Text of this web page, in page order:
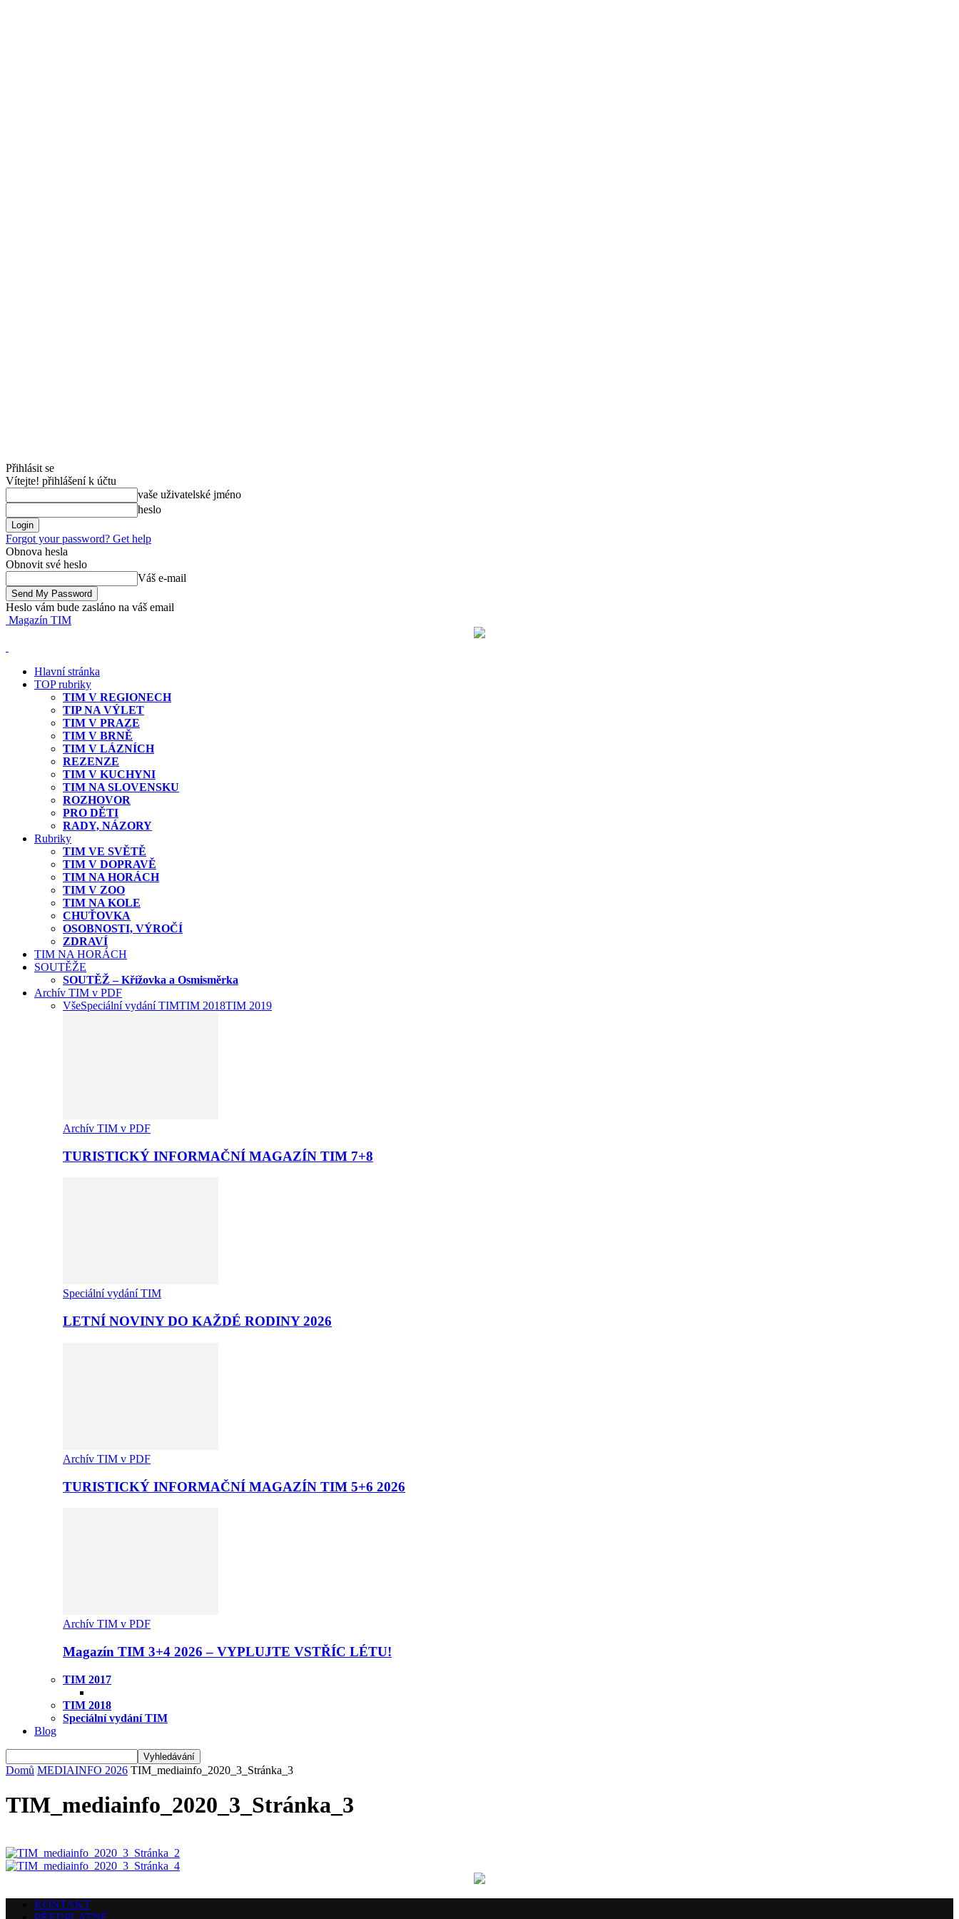
Přihlásit se
Vítejte! přihlášení k účtu
vaše uživatelské jméno
heslo
Forgot your password? Get help
Obnova hesla
Obnovit své heslo
Váš e-mail
Heslo vám bude zasláno na váš email
Magazín TIM
Hlavní stránka
TOP rubriky
TIM V REGIONECH
TIP NA VÝLET
TIM V PRAZE
TIM V BRNĚ
TIM V LÁZNÍCH
REZENZE
TIM V KUCHYNI
TIM NA SLOVENSKU
ROZHOVOR
PRO DĚTI
RADY, NÁZORY
Rubriky
TIM VE SVĚTĚ
TIM V DOPRAVĚ
TIM NA HORÁCH
TIM V ZOO
TIM NA KOLE
CHUŤOVKA
OSOBNOSTI, VÝROČÍ
ZDRAVÍ
TIM NA HORÁCH
SOUTĚŽE
SOUTĚŽ – Křížovka a Osmisměrka
Archív TIM v PDF
VšeSpeciální vydání TIMTIM 2018TIM 2019
Archív TIM v PDF
TURISTICKÝ INFORMAČNÍ MAGAZÍN TIM 7+8
Speciální vydání TIM
LETNÍ NOVINY DO KAŽDÉ RODINY 2026
Archív TIM v PDF
TURISTICKÝ INFORMAČNÍ MAGAZÍN TIM 5+6 2026
Archív TIM v PDF
Magazín TIM 3+4 2026 – VYPLUJTE VSTŘÍC LÉTU!
TIM 2017
TIM 2018
Speciální vydání TIM
Blog
Domů MEDIAINFO 2026 TIM_mediainfo_2020_3_Stránka_3
TIM_mediainfo_2020_3_Stránka_3
KONTAKT